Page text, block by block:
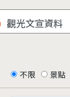
觀光文宣資料
不限 景點